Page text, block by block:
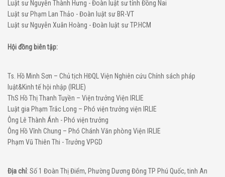
Luật sư Nguyễn Thành Hưng - Đoàn luật sư tỉnh Đồng Nai
Luật sư Phạm Lan Thảo - Đoàn luật sư BR-VT
Luật sư Nguyễn Xuân Hoàng - Đoàn luật sư TP.HCM
Hội đồng biên tập:
Ts. Hồ Minh Sơn – Chủ tịch HĐQL Viện Nghiên cứu Chính sách pháp
luật&Kinh tế hội nhập (IRLIE)
ThS Hồ Thị Thanh Tuyền – Viện trưởng Viện IRLIE
Luật gia Phạm Trắc Long – Phó viện trưởng viện IRLIE
Ông Lê Thành Ánh - Phó viện trưởng
Ông Hồ Vĩnh Chung – Phó Chánh Văn phòng Viện IRLIE
Phạm Vũ Thiên Thi - Trưởng VPGD
Địa chỉ: Số 1 Đoàn Thị Điểm, Phường Dương Đông TP Phú Quốc, tinh An